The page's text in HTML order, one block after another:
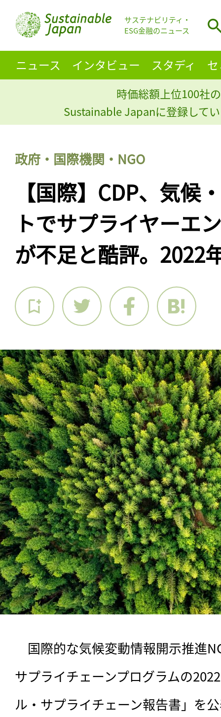
サステナビリティ・
ESG金融のニュース
ニュース インタビュー スタディ
時価総額上位100社
Sustainable Japanに登録して
政府・国際機関・NGO
【国際】CDP、気候
トでサプライヤーエ
が不足と酷評。2022
国際的な気候変動情報開示推進
サプライチェーンプログラムの
ル・サプライチェーン報告書」を